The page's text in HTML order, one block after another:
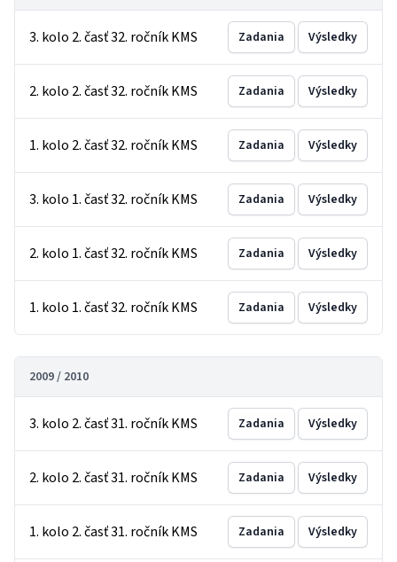
3. kolo 2. časť 32. ročník KMS Zadania Výsledky
2. kolo 2. časť 32. ročník KMS Zadania Výsledky
1. kolo 2. časť 32. ročník KMS Zadania Výsledky
3. kolo 1. časť 32. ročník KMS Zadania Výsledky
2. kolo 1. časť 32. ročník KMS Zadania Výsledky
1. kolo 1. časť 32. ročník KMS Zadania Výsledky
2009 / 2010
3. kolo 2. časť 31. ročník KMS Zadania Výsledky
2. kolo 2. časť 31. ročník KMS Zadania Výsledky
1. kolo 2. časť 31. ročník KMS Zadania Výsledky